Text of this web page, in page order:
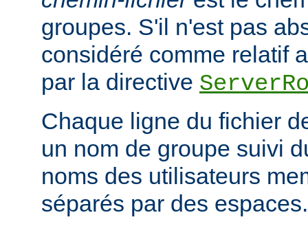
groupes. S'il n'est pas
considéré comme relatif
par la directive
Chaque ligne du fichier
un nom de groupe suivi
noms des utilisateurs
séparés par des espaces.